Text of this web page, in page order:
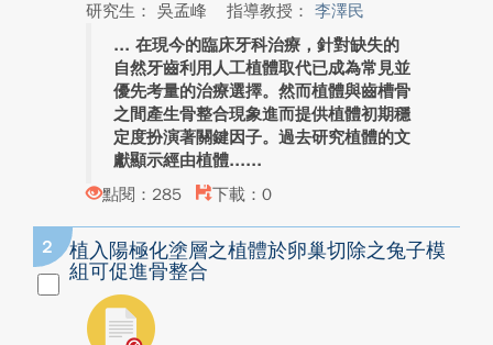
研究生： 吳孟峰
指導教授： 李澤民
在現今的臨床牙科治療，針對缺失的
自然牙齒利用人工植體取代已成為常見並
優先考量的治療選擇。然而植體與齒槽骨
之間產生骨整合現象進而提供植體初期穩
定度扮演著關鍵因子。過去研究植體的文
獻顯示經由植體...
點閱：285
下載：0
2
植入陽極化塗層之植體於卵巢切除之兔子模
組可促進骨整合